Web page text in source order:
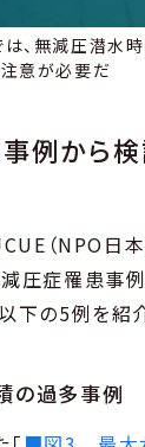
、無減圧潜水時
意が必要だ
例から
（NPO日
圧症罹患事
下の5例を紹介
の過多事例